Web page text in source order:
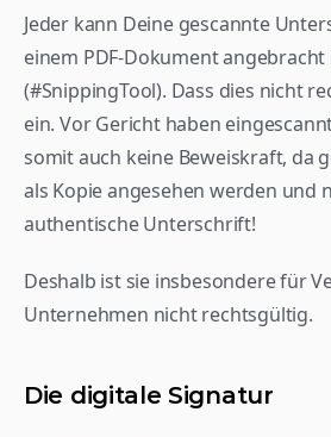
Jeder kann Deine gescannte
einem PDF-Dokument
(#SnippingTool). Dass dies nicht
ein. Vor Gericht haben
somit auch keine Beweiskraft, da
als Kopie angesehen werden und
authentische Unterschrift!
Deshalb ist sie insbesondere für
Unternehmen nicht rechtsgültig.
Die digitale Signatur